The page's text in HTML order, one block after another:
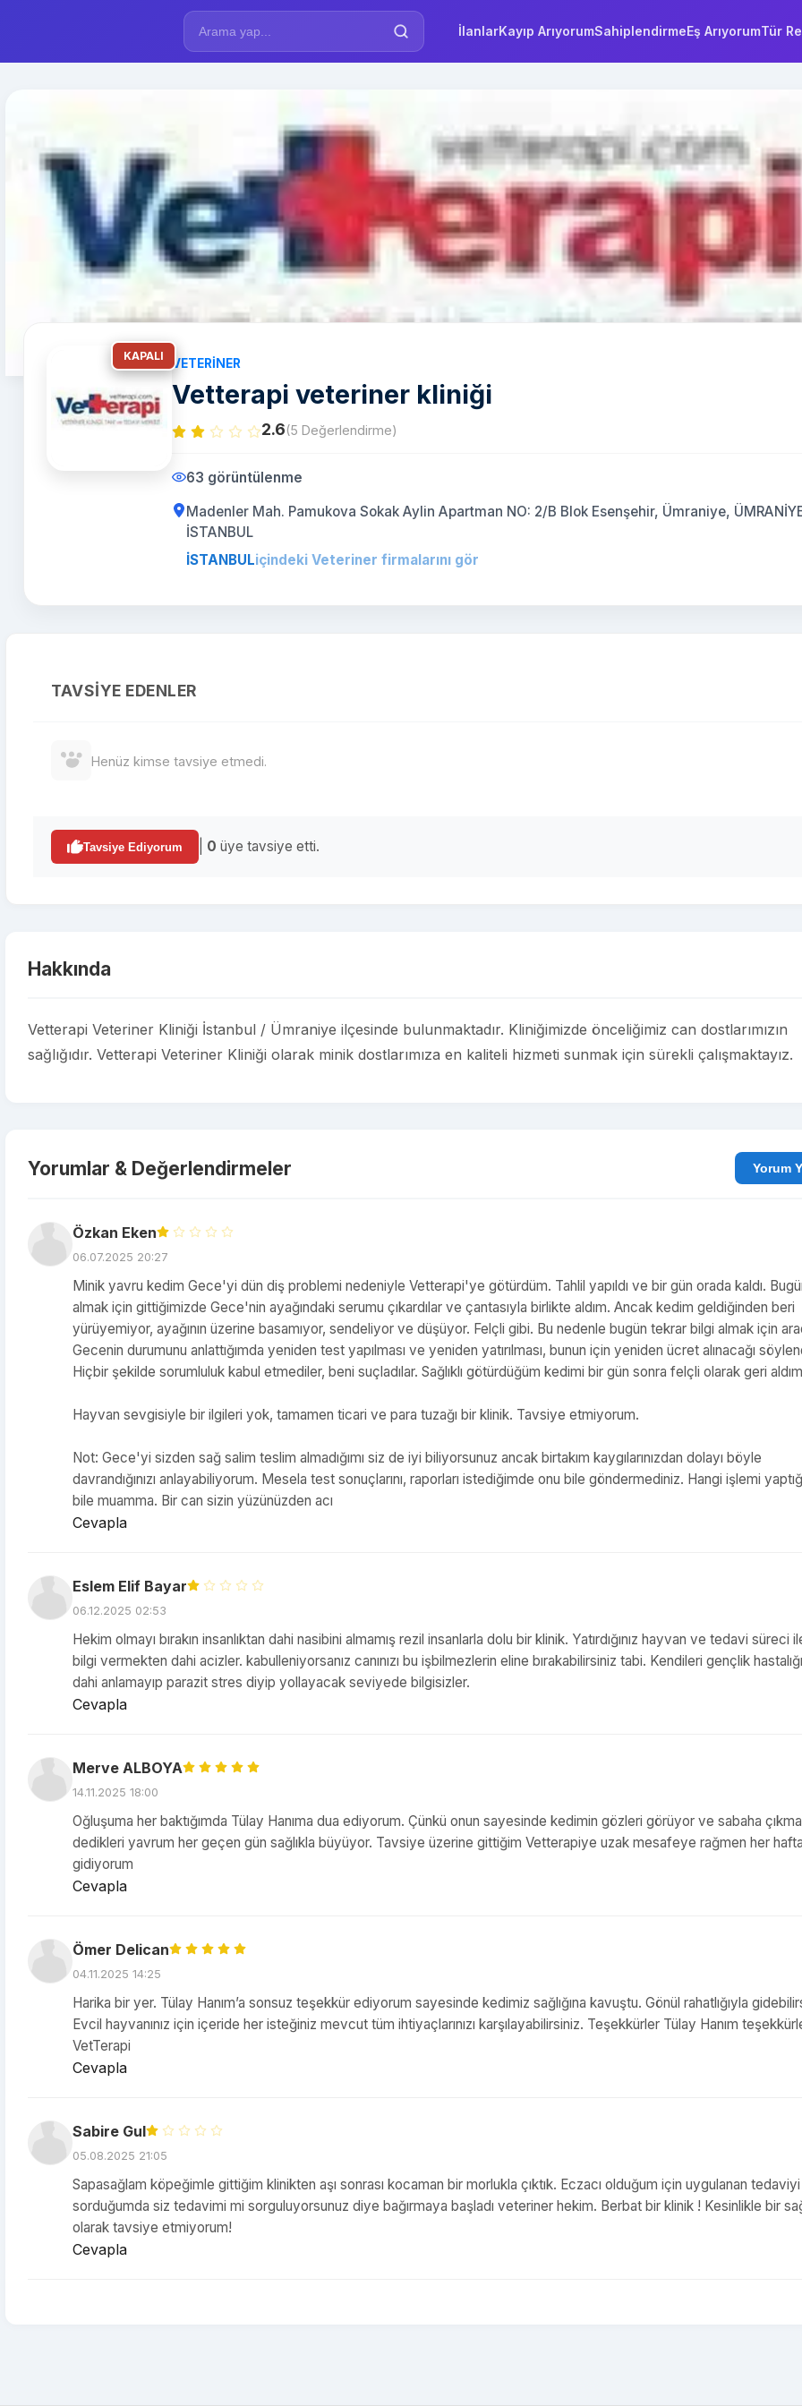
İlanlarKayıp ArıyorumSahiplendirmeEş ArıyorumTür
KAPALI
VETERINER
Vetterapi veteriner kliniği
2.6(5 Değerlendirme)
63 görüntülenme
Madenler Mah. Pamukova Sokak Aylin Apartman NO: 2/B Blok Esenşehir, Ümraniye,
İSTANBUL
İSTANBULiçindeki Veteriner firmalarını gör
TAVSIYE EDENLER
Henüz kimse tavsiye etmedi.
Tavsiye Ediyorum 0 üye tavsiye etti.
Hakkında
Vetterapi Veteriner Kliniği İstanbul / Ümraniye ilçesinde bulunmaktadır. Kliniğimizde önceliğimiz can dostlarımızın
sağlığıdır. Vetterapi Veteriner Kliniği olarak minik dostlarımıza en kaliteli hizmeti sunmak için sürekli çalışmaktayız.
Yorumlar & Değerlendirmeler
Özkan Eken
06.07.2025 20:27
Minik yavru kedim Gece'yi dün diş problemi nedeniyle Vetterapi'ye götürdüm. Tahlil yapıldı ve bir gün orada kaldı.
almak için gittiğimizde Gece'nin ayağındaki serumu çıkardılar ve çantasıyla birlikte aldım. Ancak kedim geldiğinden beri
yürüyemiyor, ayağının üzerine basamıyor, sendeliyor ve düşüyor. Felçli gibi. Bu nedenle bugün tekrar bilgi almak için
Gecenin durumunu anlattığımda yeniden test yapılması ve yeniden yatırılması, bunun için yeniden ücret alınacağı
Hiçbir şekilde sorumluluk kabul etmediler, beni suçladılar. Sağlıklı götürdüğüm kedimi bir gün sonra felçli olarak geri
Hayvan sevgisiyle bir ilgileri yok, tamamen ticari ve para tuzağı bir klinik. Tavsiye etmiyorum.
Not: Gece'yi sizden sağ salim teslim almadığımı siz de iyi biliyorsunuz ancak birtakım kaygılarınızdan dolayı böyle
davrandığınızı anlayabiliyorum. Mesela test sonuçlarını, raporları istediğimde onu bile göndermediniz. Hangi işlemi
bile muamma. Bir can sizin yüzünüzden acı
Cevapla
Eslem Elif Bayar
06.12.2025 02:53
Hekim olmayı bırakın insanlıktan dahi nasibini almamış rezil insanlarla dolu bir klinik. Yatırdığınız hayvan ve tedavi süreci
bilgi vermekten dahi acizler. kabulleniyorsanız canınızı bu işbilmezlerin eline bırakabilirsiniz tabi. Kendileri gençlik
dahi anlamayıp parazit stres diyip yollayacak seviyede bilgisizler.
Cevapla
Merve ALBOYA
14.11.2025 18:00
Oğluşuma her baktığımda Tülay Hanıma dua ediyorum. Çünkü onun sayesinde kedimin gözleri görüyor ve sabaha
dedikleri yavrum her geçen gün sağlıkla büyüyor. Tavsiye üzerine gittiğim Vetterapiye uzak mesafeye rağmen her hafta
gidiyorum
Cevapla
Ömer Delican
04.11.2025 14:25
Harika bir yer. Tülay Hanım’a sonsuz teşekkür ediyorum sayesinde kedimiz sağlığına kavuştu. Gönül rahatlığıyla
Evcil hayvanınız için içeride her isteğiniz mevcut tüm ihtiyaçlarınızı karşılayabilirsiniz. Teşekkürler Tülay Hanım
VetTerapi
Cevapla
Sabire Gul
05.08.2025 21:05
Sapasağlam köpeğimle gittiğim klinikten aşı sonrası kocaman bir morlukla çıktık. Eczacı olduğum için uygulanan tedaviyi
sorduğumda siz tedavimi mi sorguluyorsunuz diye bağırmaya başladı veteriner hekim. Berbat bir klinik ! Kesinlikle bir
olarak tavsiye etmiyorum!
Cevapla